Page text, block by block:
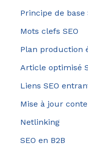
Principe de base
Mots clefs SEO
Plan production
Article optimisé
Liens SEO
Mise à jour
Netlinking
SEO en B2B